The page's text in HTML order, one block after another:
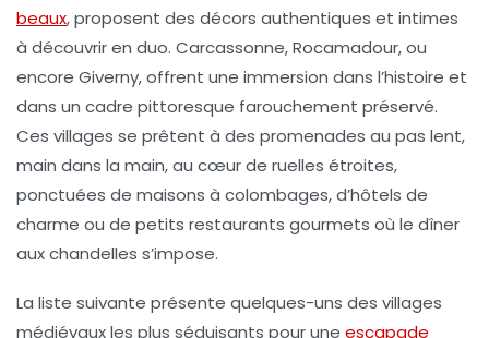
beaux, proposent des décors authentiques et intimes
à découvrir en duo. Carcassonne, Rocamadour, ou
encore Giverny, offrent une immersion dans l’histoire et
dans un cadre pittoresque farouchement préservé.
Ces villages se prêtent à des promenades au pas lent,
main dans la main, au cœur de ruelles étroites,
ponctuées de maisons à colombages, d’hôtels de
charme ou de petits restaurants gourmets où le dîner
aux chandelles s’impose.
La liste suivante présente quelques-uns des villages
médiévaux les plus séduisants pour une escapade